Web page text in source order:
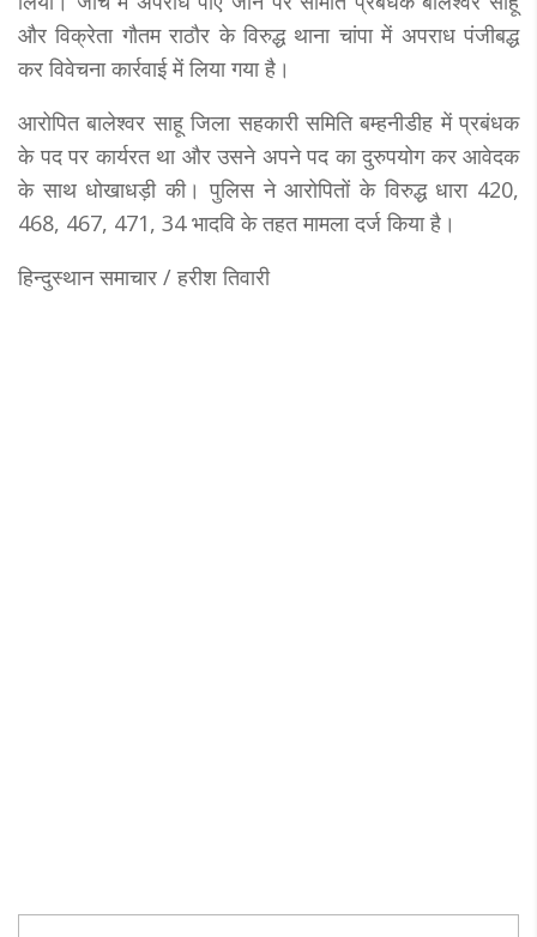
और विक्रेता गौतम राठौर के विरुद्ध थाना चांपा में अपराध पंजीबद्ध
कर विवेचना कार्रवाई में लिया गया है।
आरोपित बालेश्वर साहू जिला सहकारी समिति बम्हनीडीह में प्रबंधक
के पद पर कार्यरत था और उसने अपने पद का दुरुपयोग कर आवेदक
के साथ धोखाधड़ी की। पुलिस ने आरोपितों के विरुद्ध धारा 420,
468, 467, 471, 34 भादवि के तहत मामला दर्ज किया है।
हिन्दुस्थान समाचार / हरीश तिवारी